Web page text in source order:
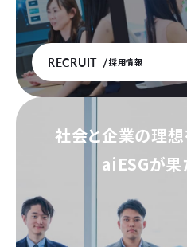
RECRUIT 採用情報
社会と企業の理想
aiESGが果